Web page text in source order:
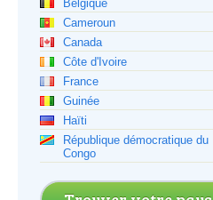
Belgique
Cameroun
Canada
Côte d'Ivoire
France
Guinée
Haïti
République démocratique du
Congo